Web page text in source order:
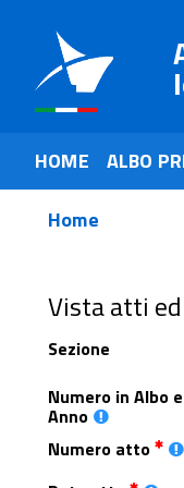
HOME ALBO
Home
Vista atti
Sezione
Numero in Albo e
Anno
Numero atto